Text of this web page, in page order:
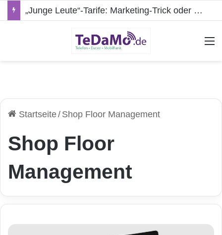
„Junge Leute“-Tarife: Marketing-Trick oder echte Vorteile?
Startseite/ Shop Floor Management
Shop Floor
Management